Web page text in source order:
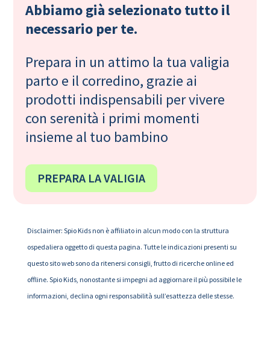
Abbiamo già selezionato tutto il
necessario per te.
Prepara in un attimo la tua valigia
parto e il corredino, grazie ai
prodotti indispensabili per vivere
con serenità i primi momenti
insieme al tuo bambino
PREPARA LA VALIGIA
Disclaimer: Spio Kids non è affiliato in alcun modo con la struttura
ospedaliera oggetto di questa pagina. Tutte le indicazioni presenti su
questo sito web sono da ritenersi consigli, frutto di ricerche online ed
offline. Spio Kids, nonostante si impegni ad aggiornare il più possibile le
informazioni, declina ogni responsabilità sull’esattezza delle stesse.